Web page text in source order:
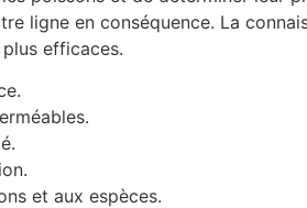
ligne en conséquence. La
efficaces.
et aux espèces.